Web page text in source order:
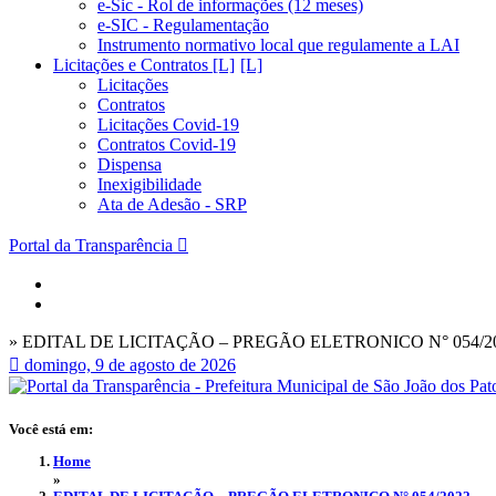
e-Sic - Rol de informações (12 meses)
e-SIC - Regulamentação
Instrumento normativo local que regulamente a LAI
Licitações e Contratos [L]
Licitações
Contratos
Licitações Covid-19
Contratos Covid-19
Dispensa
Inexigibilidade
Ata de Adesão - SRP
Portal da Transparência
» EDITAL DE LICITAÇÃO – PREGÃO ELETRONICO N° 054/
domingo, 9 de agosto de 2026
Você está em:
Home
»